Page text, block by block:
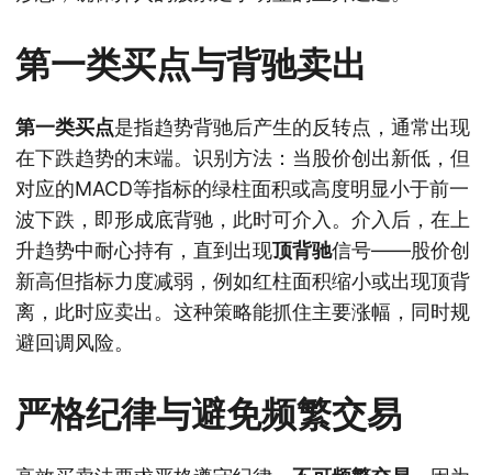
第一类买点与背驰卖出
第一类买点是指趋势背驰后产生的反转点，通常出现
在下跌趋势的末端。识别方法：当股价创出新低，但
对应的MACD等指标的绿柱面积或高度明显小于前一
波下跌，即形成底背驰，此时可介入。介入后，在上
升趋势中耐心持有，直到出现顶背驰信号——股价创
新高但指标力度减弱，例如红柱面积缩小或出现顶背
离，此时应卖出。这种策略能抓住主要涨幅，同时规
避回调风险。
严格纪律与避免频繁交易